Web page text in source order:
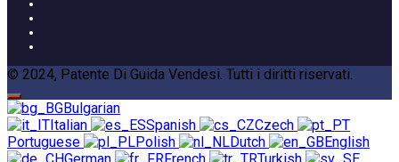
© 2024, Patente Di Guida Vendesi. Tutti i diritti riservati.
Bulgarian
Italian
Spanish
Czech
Portuguese
Polish Dutch
English